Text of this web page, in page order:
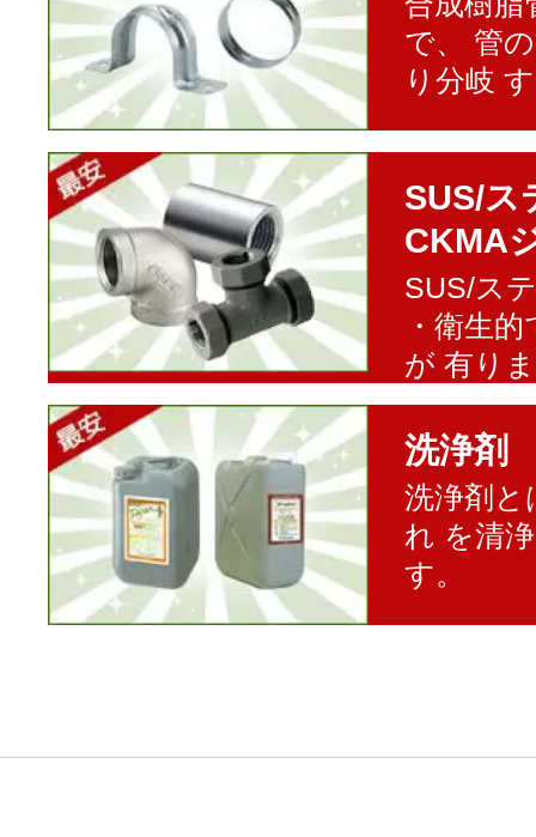
で、 管
り分岐
SUS/ス
CKMA
SUS/ス
・衛生
が 有り
洗浄剤
洗浄剤と
れ を清
す。